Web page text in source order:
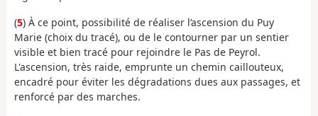
(5) À ce point, possibilité de réaliser l’ascension du Puy
Marie (choix du tracé), ou de le contourner par un sentier
visible et bien tracé pour rejoindre le Pas de Peyrol.
L'ascension, très raide, emprunte un chemin caillouteux,
encadré pour éviter les dégradations dues aux passages, et
renforcé par des marches.